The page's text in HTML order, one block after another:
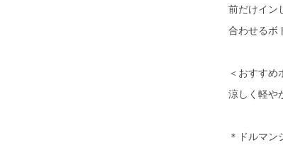
前だけイン
合わせるボ
＜おすすめ
涼しく軽や
＊ドルマン